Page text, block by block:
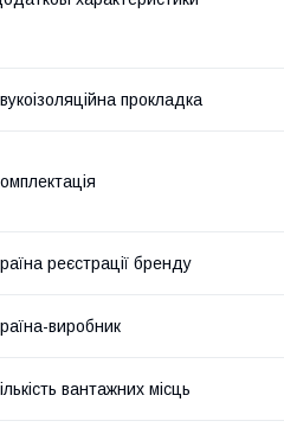
прокладка
реєстрації бренду
виробник
вантажних місць